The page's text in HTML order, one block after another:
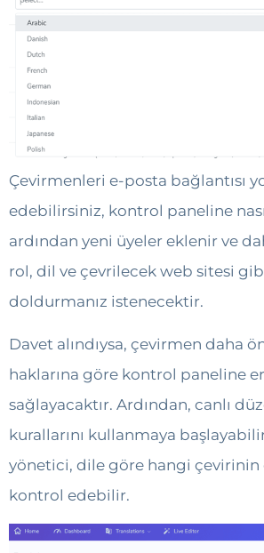
Çevirmenleri e-posta bağlantısı
edebilirsiniz, kontrol paneline
ardından yeni üyeler eklenir ve
rol, dil ve çevrilecek web sitesi
doldurmanız istenecektir.
Davet alındıysa, çevirmen daha
haklarına göre kontrol paneline
sağlayacaktır. Ardından, canlı
kurallarını kullanmaya
yönetici, dile göre hangi
kontrol edebilir.